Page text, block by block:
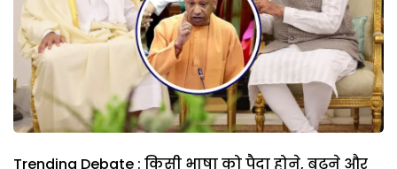
Trending Debate : किसी भाषा को पैदा होने, बढ़ने और